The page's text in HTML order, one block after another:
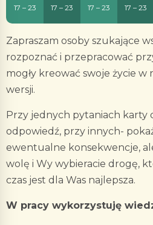
17 – 23 17 – 23 17 – 23 17 – 23
Zapraszam osoby szukające
rozpoznać i przepracować
mogły kreować swoje życie w
wersji.
Przy jednych pytaniach karty
odpowiedź, przy innych-
ewentualne konsekwencje,
wolę i Wy wybieracie drogę,
czas jest dla Was najlepsza.
W pracy wykorzystuję